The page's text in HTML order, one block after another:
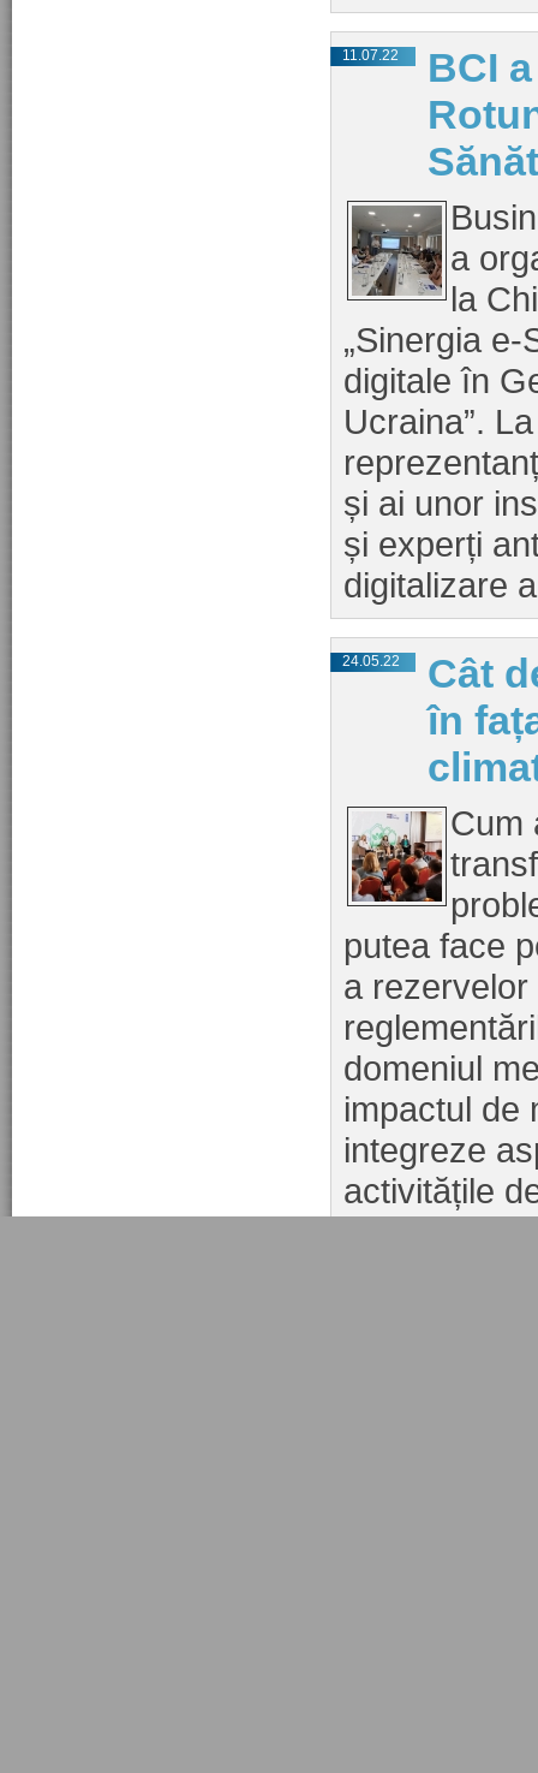
BCI
a
la
„Sinergia
digitale în
Ucraina”.
și ai unor
și experți
digitalizare
11.07.22
Cât
în
Cum
putea face
a
domeniul
impactul de
integreze
activitățile
24.05.22